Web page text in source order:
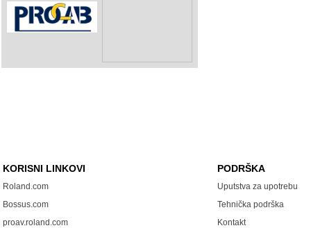
KORISNI LINKOVI
Roland.com
Bossus.com
proav.roland.com
PODRŠKA
Uputstva za upotrebu
Tehnička podrška
Kontakt